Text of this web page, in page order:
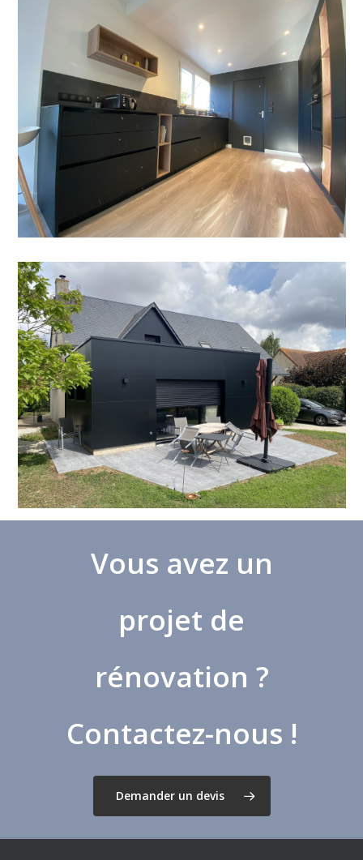
Vous avez un
projet de
rénovation ?
Contactez-nous !
Demander un devis